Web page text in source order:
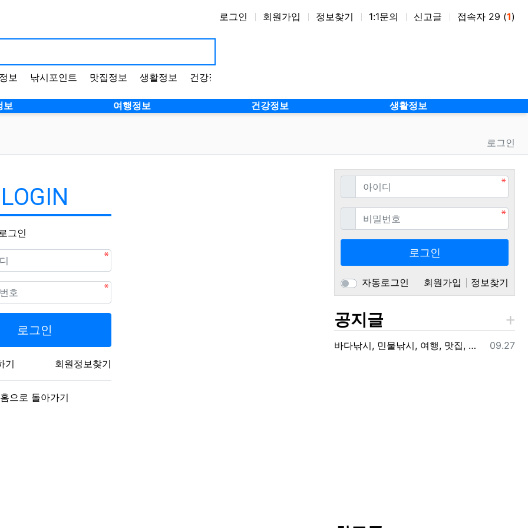
로그인 회원가입 정보찾기 1:1문의 신고글 접속자 29 (1)
보 낚시포인트 맛집정보 생활정보 건강정보
보 여행정보 건강정보 생활정보
로그인
LOGIN
그인
수
로그인
기 회원정보찾기
홈으로 돌아가기
아이디필수
비밀번호필수
로그인
자동로그인 회원가입 정보찾기
공지글
등록일
09.27
바다낚시, 민물낚시, 여행, 맛집, 건강생활, 생활정보를 제공하는 앵글러포인트 입니다.